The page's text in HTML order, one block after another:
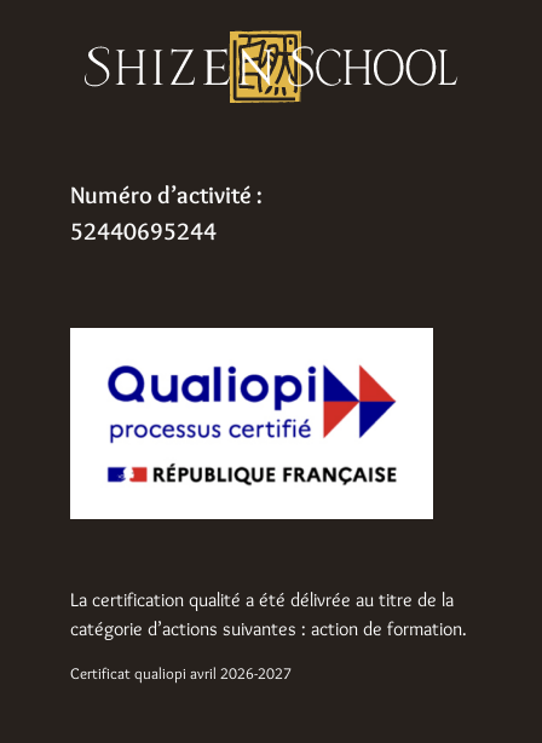
Numéro d’activité :
52440695244
La certification qualité a été délivrée au titre de la
catégorie d’actions suivantes : action de formation.
Certificat qualiopi avril 2026-2027